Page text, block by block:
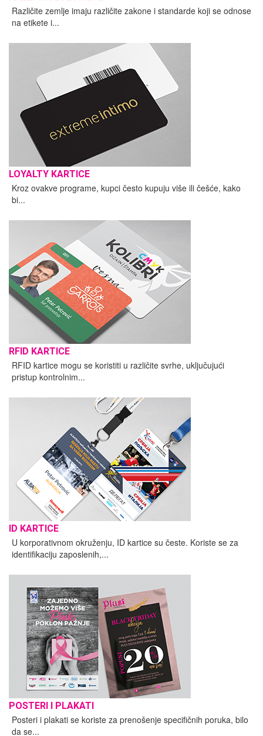
Različite zemlje imaju različite zakone i standarde koji se odnose
na etikete i...
LOYALTY KARTICE
Kroz ovakve programe, kupci često kupuju više ili češće, kako
bi...
RFID KARTICE
RFID kartice mogu se koristiti u različite svrhe, uključujući
pristup kontrolnim...
ID KARTICE
U korporativnom okruženju, ID kartice su česte. Koriste se za
identifikaciju zaposlenih,...
POSTERI I PLAKATI
Posteri i plakati se koriste za prenošenje specifičnih poruka, bilo
da se...